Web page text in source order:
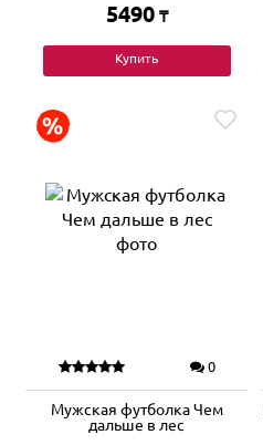
5490 ₸
Купить
0
Мужская футболка Чем
дальше в лес